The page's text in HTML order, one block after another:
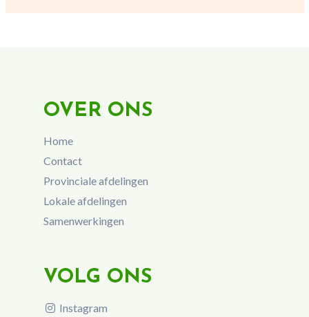
OVER ONS
Home
Contact
Provinciale afdelingen
Lokale afdelingen
Samenwerkingen
VOLG ONS
Instagram